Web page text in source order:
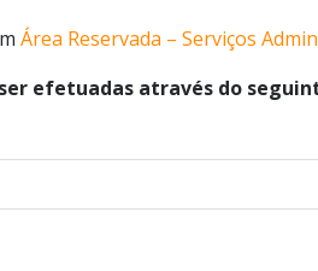
Área Reservada – Serviços
efetuadas através do